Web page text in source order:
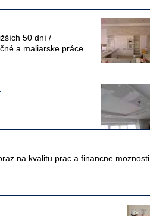
50 dní /
a maliarske práce...
na kvalitu prac a financne moznosti